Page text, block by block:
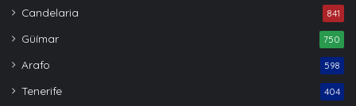
Candelaria 841
Güímar 750
Arafo 598
Tenerife 404